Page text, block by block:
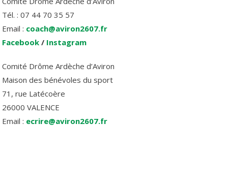
Tél. : 07 44 70 35 57
Email : coach@aviron2607.fr
Facebook / Instagram
Comité Drôme Ardèche d’Aviron
Maison des bénévoles du sport
71, rue Latécoère
26000 VALENCE
Email : ecrire@aviron2607.fr